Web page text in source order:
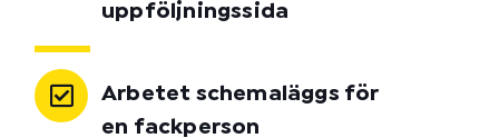
uppföljningssida
Arbetet schemaläggs för
en fackperson